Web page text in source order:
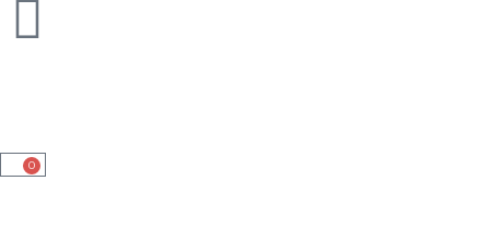
0
Cart